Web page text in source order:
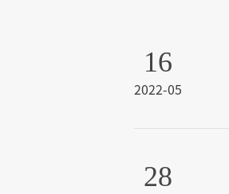
16
2022-05
28